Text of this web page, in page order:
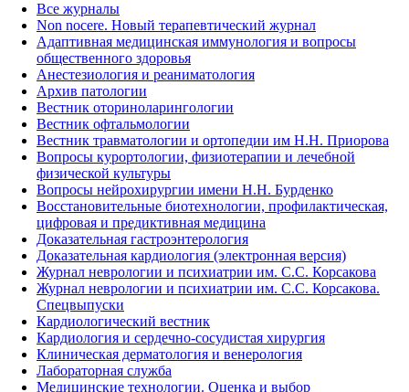
Все журналы
Non nocere. Новый терапевтический журнал
Адаптивная медицинская иммунология и вопросы
общественного здоровья
Анестезиология и реаниматология
Архив патологии
Вестник оториноларингологии
Вестник офтальмологии
Вестник травматологии и ортопедии им Н.Н. Приорова
Вопросы курортологии, физиотерапии и лечебной
физической культуры
Вопросы нейрохирургии имени Н.Н. Бурденко
Восстановительные биотехнологии, профилактическая,
цифровая и предиктивная медицина
Доказательная гастроэнтерология
Доказательная кардиология (электронная версия)
Журнал неврологии и психиатрии им. С.С. Корсакова
Журнал неврологии и психиатрии им. С.С. Корсакова.
Спецвыпуски
Кардиологический вестник
Кардиология и сердечно-сосудистая хирургия
Клиническая дерматология и венерология
Лабораторная служба
Медицинские технологии. Оценка и выбор